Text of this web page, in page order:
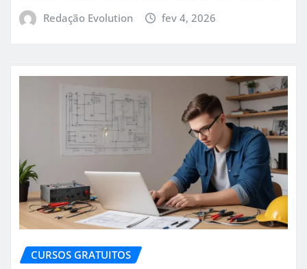
Redação Evolution fev 4, 2026
CURSOS GRATUITOS